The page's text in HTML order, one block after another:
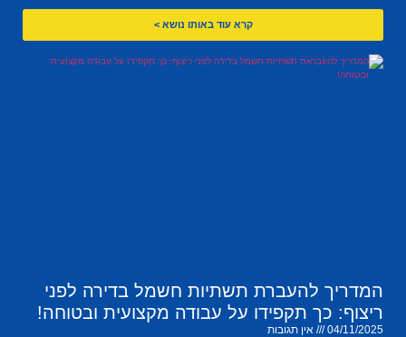
קרא עוד באותו נושא >
המדריך להעברת תשתיות חשמל בדירה לפני
ריצוף: כך תקפידו על עבודה מקצועית ובטוחה!
04/11/2025 אין תגובות